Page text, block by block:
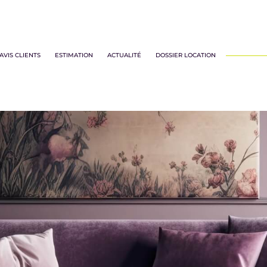
AVIS CLIENTS ESTIMATION ACTUALITÉ DOSSIER LOCATION
pro
Estimer
BUDGET
Voir les47annonces